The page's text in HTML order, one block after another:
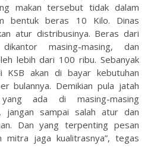
makan tersebut tidak dalam
bentuk beras 10 Kilo. Dinas
atur distribusinya. Beras dari
masing-masing, dan
lebih dari 100 ribu. Sebanyak
akan di bayar kebutuhan
bulannya. Demikian pula jatah
ada di masing-masing
jangan sampai salah atur dan
Dan yang terpenting pesan
mitra jaga kualitrasnya”, tegas